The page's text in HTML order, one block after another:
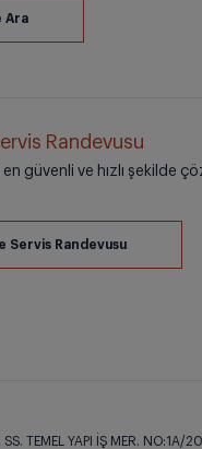
Randevusu
en güvenli ve hızlı şekilde
TEMEL YAPI İŞ MER. NO:1A/